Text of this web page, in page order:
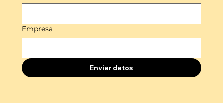
Empresa
Enviar datos